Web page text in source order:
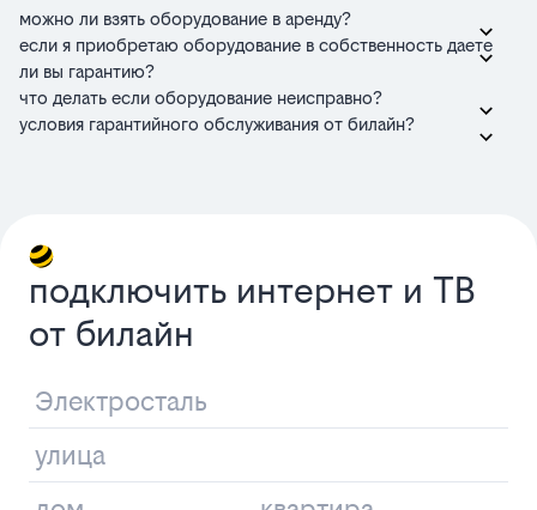
можно ли взять оборудование в аренду?
если я приобретаю оборудование в собственность даете
ли вы гарантию?
что делать если оборудование неисправно?
условия гарантийного обслуживания от билайн?
подключить интернет и ТВ
от билайн